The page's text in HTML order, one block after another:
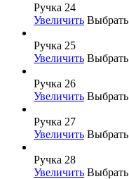
Ручка 24
Увеличить Выбрать
Ручка 25
Увеличить Выбрать
Ручка 26
Увеличить Выбрать
Ручка 27
Увеличить Выбрать
Ручка 28
Увеличить Выбрать